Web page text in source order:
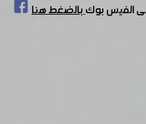
الفيس بوكبالضغط هنا